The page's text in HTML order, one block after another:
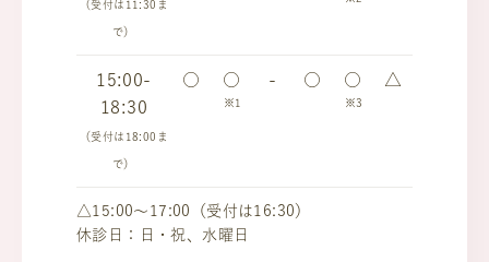
（受付は11:30ま
で）
15:00-
18:30
（受付は18:00ま
で）
○ ○
※1
- ○ ○
※3
△
△15:00～17:00（受付は16:30）
休診日：日・祝、水曜日